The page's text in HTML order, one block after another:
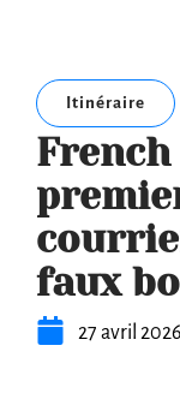
Itinéraire
faux
27 avril 2026